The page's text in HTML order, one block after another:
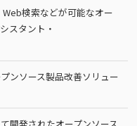
検索などが可能なオー
スタント・
ンソース製品改善ソリュー